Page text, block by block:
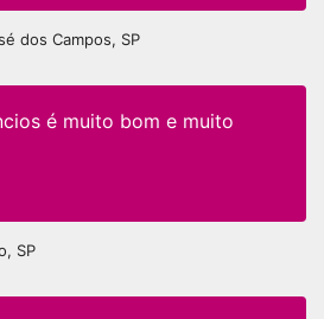
dos Campos, SP
é muito bom e muito
SP